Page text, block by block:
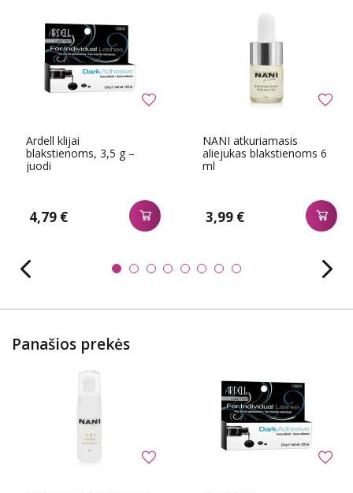
Ardell klijai
blakstienoms, 3,5 g –
juodi
4,79 €
NANI atkuriamasis
aliejukas blakstienoms 6
ml
3,99 €
Panašios prekės